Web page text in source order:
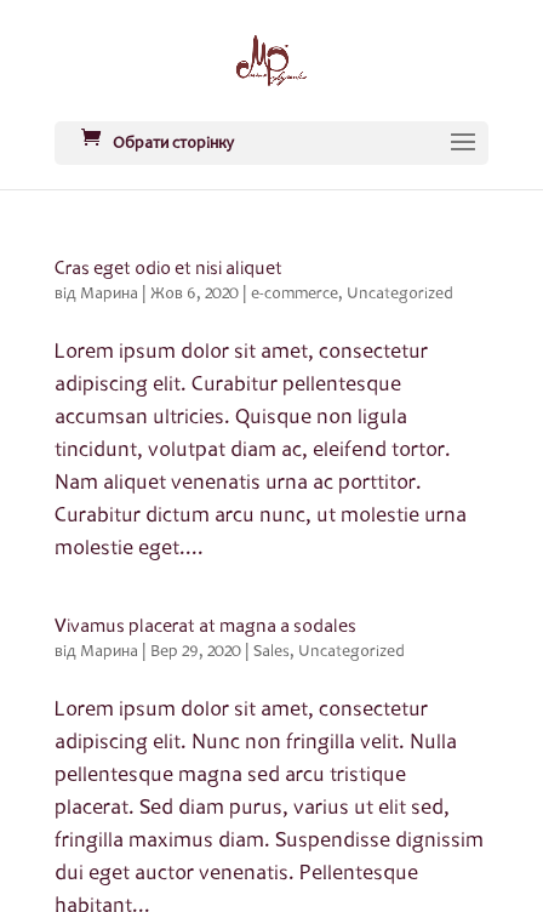
Обрати сторінку
Cras eget odio et nisi aliquet
від Марина Жов 6, 2020| e-commerce, Uncategorized
Lorem ipsum dolor sit amet, consectetur
adipiscing elit. Curabitur pellentesque
accumsan ultricies. Quisque non ligula
tincidunt, volutpat diam ac, eleifend tortor.
Nam aliquet venenatis urna ac porttitor.
Curabitur dictum arcu nunc, ut molestie urna
molestie eget....
Vivamus placerat at magna a sodales
від Марина Вер 29, 2020| Sales, Uncategorized
Lorem ipsum dolor sit amet, consectetur
adipiscing elit. Nunc non fringilla velit. Nulla
pellentesque magna sed arcu tristique
placerat. Sed diam purus, varius ut elit sed,
fringilla maximus diam. Suspendisse dignissim
dui eget auctor venenatis. Pellentesque
habitant...